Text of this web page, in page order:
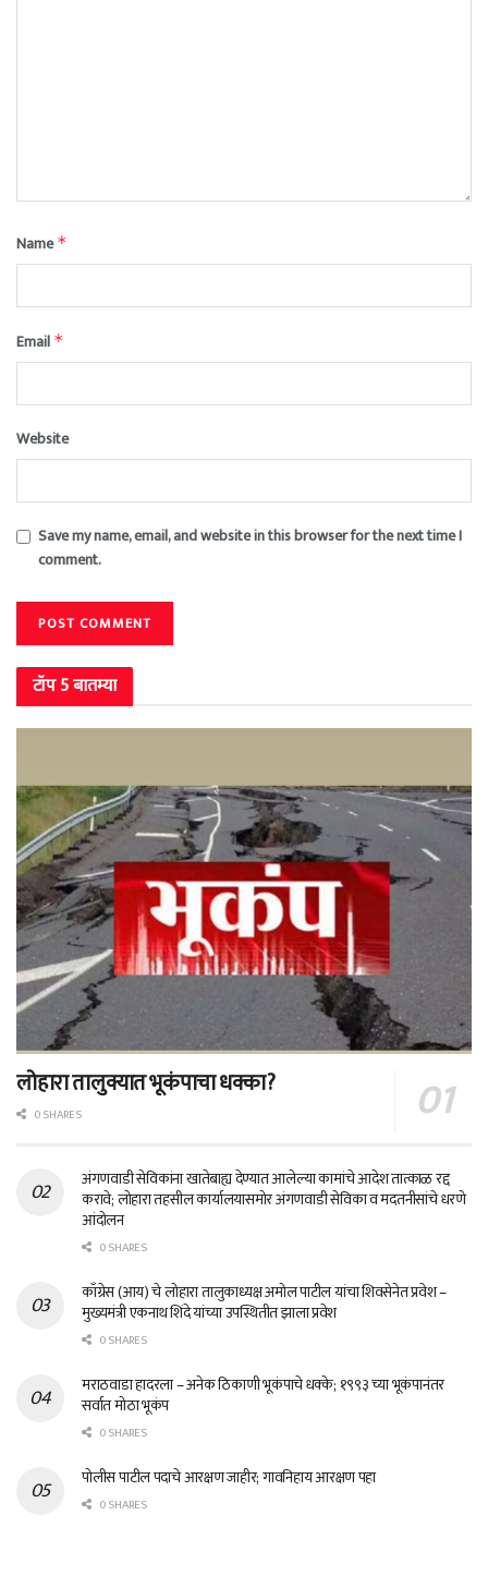
Name*
Email *
Website
Save my name, email, and website in this browser for the next time I
comment.
टॉप 5 बातम्या
लोहारा तालुक्यात भूकंपाचा धक्का?
0 SHARES
अंगणवाडी सेविकांना खातेबाह्य देण्यात आलेल्या कामांचे आदेश तात्काळ रद्द
करावे; लोहारा तहसील कार्यालयासमोर अंगणवाडी सेविका व मदतनीसांचे धरणे
आंदोलन
0 SHARES
काँग्रेस (आय) चे लोहारा तालुकाध्यक्ष अमोल पाटील यांचा शिवसेनेत प्रवेश –
मुख्यमंत्री एकनाथ शिंदे यांच्या उपस्थितीत झाला प्रवेश
0 SHARES
मराठवाडा हादरला – अनेक ठिकाणी भूकंपाचे धक्के; १९९३ च्या भूकंपानंतर
सर्वात मोठा भूकंप
0 SHARES
पोलीस पाटील पदाचे आरक्षण जाहीर; गावनिहाय आरक्षण पहा
0 SHARES